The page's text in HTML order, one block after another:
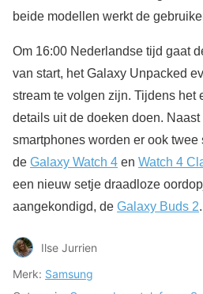
beide modellen werkt de
Om 16:00 Nederlandse tijd gaat
van start, het Galaxy Unpacked
stream te volgen zijn. Tijdens het
details uit de doeken doen.
smartphones worden er ook twee
de Galaxy Watch 4 en Watch 4
een nieuw setje draadloze
aangekondigd, de Galaxy Buds 2.
Ilse Jurrien
Merk: Samsung